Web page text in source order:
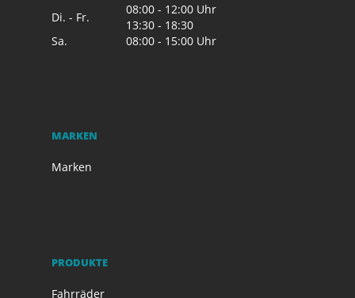
Di. - Fr.
08:00 - 12:00 Uhr
13:30 - 18:30
Sa.
08:00 - 15:00 Uhr
MARKEN
Marken
PRODUKTE
Fahrräder